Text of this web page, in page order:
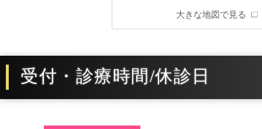
大きな地図で見る
受付・診療時間/休診日